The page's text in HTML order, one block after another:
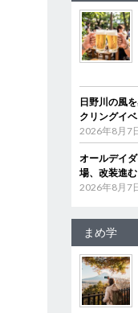
日野川の風
クリングイ
2026年8月7
オールデイ
場、改装進む
2026年8月7
まめ学